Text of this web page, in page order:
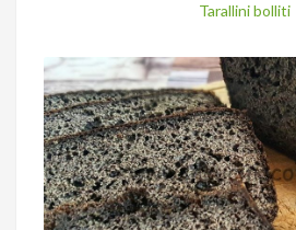
Tarallini bolliti